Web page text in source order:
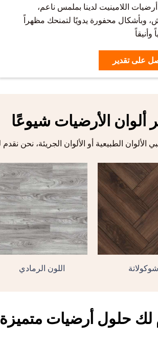
اللامينيت لدينا بملمس ناعم،
وبأشكال محفورة يدويًا لتمنحك مظهراً
على تقدير
ألوان الأرضيات شيوعًا
اللون الرمادي شوكولاتة
لك حلول أرضيات متميزة